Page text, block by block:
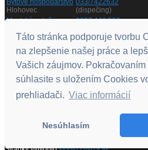
Táto stránka podporuje tvorbu
na zlepšenie našej práce a
Vašich záujmov.
súhlasite s uložením Cookies
prehliadači. Viac informácií
Nesúhlasím
Bytové hospodárstvo
Hlohovec
033/7422632
(dispečing)
Mestská zeleň
0907 446 556
Otváracie hodiny
Utorok
nestránkový deň
nestránkový deň
8.00 - 11.00